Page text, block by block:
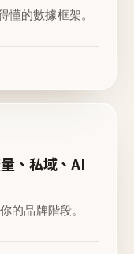
懂的數據框架。
、私域、AI
的品牌階段。